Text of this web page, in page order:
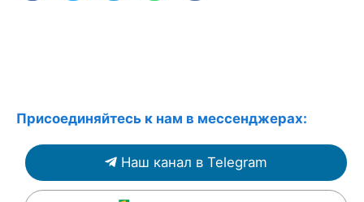
Присоединяйтесь к нам в мессенджерах:
Наш канал в Telegram